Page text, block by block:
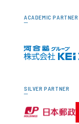
ACADEMIC PARTNER
SILVER PARTNER